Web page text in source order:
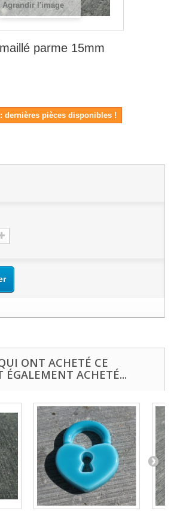
Agrandir l'image
parme 15mm
dernières pièces disponibles !
ONT ACHETÉ CE
ÉGALEMENT ACHETÉ...